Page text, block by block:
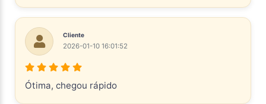
Cliente
2026-01-10 16:01:52
Ótima, chegou rápido